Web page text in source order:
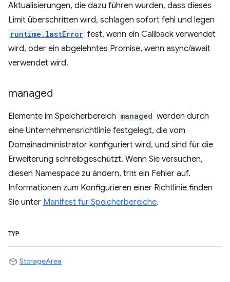
Aktualisierungen, die dazu führen würden, dass dieses
Limit überschritten wird, schlagen sofort fehl und legen
runtime.lastError fest, wenn ein Callback verwendet
wird, oder ein abgelehntes Promise, wenn async/await
verwendet wird.
managed
Elemente im Speicherbereich managed werden durch
eine Unternehmensrichtlinie festgelegt, die vom
Domainadministrator konfiguriert wird, und sind für die
Erweiterung schreibgeschützt. Wenn Sie versuchen,
diesen Namespace zu ändern, tritt ein Fehler auf.
Informationen zum Konfigurieren einer Richtlinie finden
Sie unter Manifest für Speicherbereiche.
TYP
StorageArea